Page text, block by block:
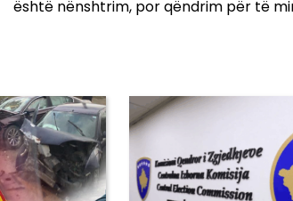
është nënshtrim, por qëndrim për të